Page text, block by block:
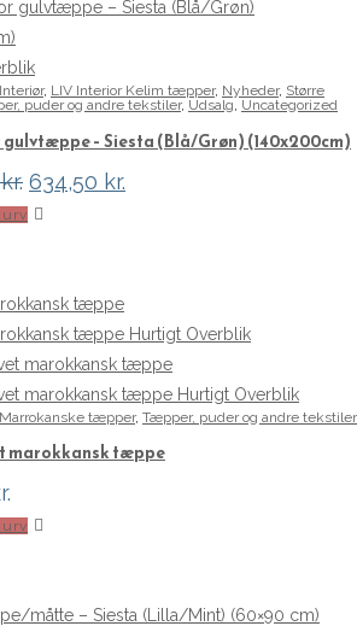
Interiør, LIV Interior Kelim tæpper, Nyheder, Større
puder og andre tekstiler, Udsalg, Uncategorized
– Siesta (Blå/Grøn) (140x200cm)
kr. Den
oprindelige
pris
634,50 kr.
aktuelle
Hurtigt Overblik
Hurtigt Overblik
Marrokanske tæpper, Tæpper, puder og andre tekstiler
marokkansk tæppe